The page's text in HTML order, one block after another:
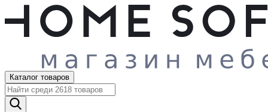
Каталог товаров